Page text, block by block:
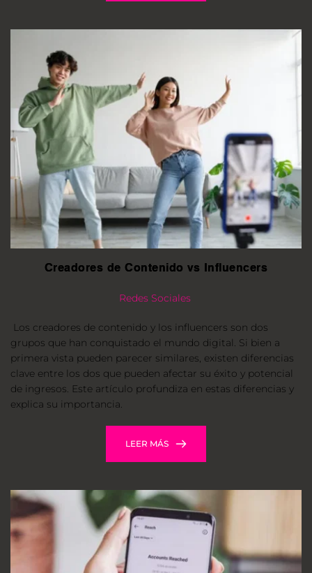
Creadores de Contenido vs Influencers
Redes Sociales
Los creadores de contenido y los influencers son dos
grupos que han conquistado el mundo digital. Si bien a
primera vista pueden parecer similares, existen diferencias
clave entre los dos que pueden afectar su éxito y potencial
de ingresos. Este artículo profundiza en estas diferencias y
explica su importancia.
LEER MÁS